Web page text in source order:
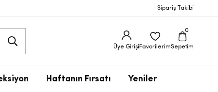
Sipariş Takibi
Üye Girişi FavorilerimSepetim
0
Haftanın Fırsatı Yeniler